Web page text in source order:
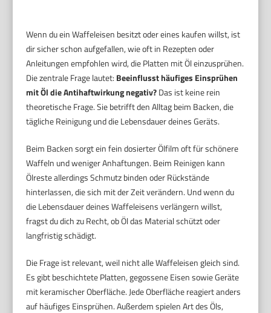
Wenn du ein Waffeleisen besitzt oder eines kaufen willst, ist
dir sicher schon aufgefallen, wie oft in Rezepten oder
Anleitungen empfohlen wird, die Platten mit Öl einzusprühen.
Die zentrale Frage lautet: Beeinflusst häufiges Einsprühen
mit Öl die Antihaftwirkung negativ?Das ist keine rein
theoretische Frage. Sie betrifft den Alltag beim Backen, die
tägliche Reinigung und die Lebensdauer deines Geräts.
Beim Backen sorgt ein fein dosierter Ölfilm oft für schönere
Waffeln und weniger Anhaftungen. Beim Reinigen kann
Ölreste allerdings Schmutz binden oder Rückstände
hinterlassen, die sich mit der Zeit verändern. Und wenn du
die Lebensdauer deines Waffeleisens verlängern willst,
fragst du dich zu Recht, ob Öl das Material schützt oder
langfristig schädigt.
Die Frage ist relevant, weil nicht alle Waffeleisen gleich sind.
Es gibt beschichtete Platten, gegossene Eisen sowie Geräte
mit keramischer Oberfläche. Jede Oberfläche reagiert anders
auf häufiges Einsprühen. Außerdem spielen Art des Öls,